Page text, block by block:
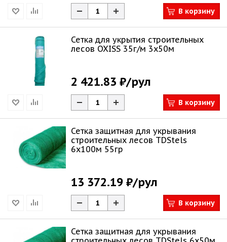
В корзину
Сетка для укрытия строительных
лесов OXISS 35г/м 3х50м
2 421.83 ₽/рул
В корзину
Сетка защитная для укрывания
строительных лесов TDStels
6х100м 55гр
13 372.19 ₽/рул
В корзину
Сетка защитная для укрывания